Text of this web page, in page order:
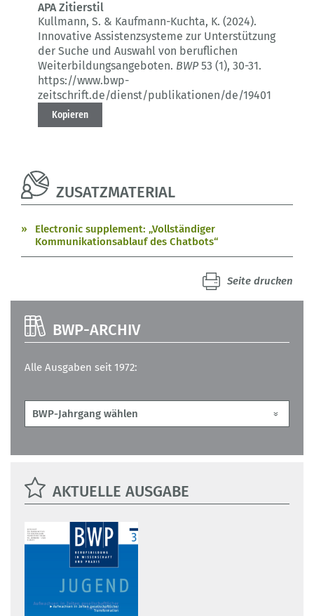
APA Zitierstil
Kullmann, S. & Kaufmann-Kuchta, K. (2024).
Innovative Assistenzsysteme zur Unterstützung
der Suche und Auswahl von beruflichen
Weiterbildungsangeboten. BWP53 (1), 30-31.
https://www.bwp-
zeitschrift.de/dienst/publikationen/de/19401
Kopieren
ZUSATZMATERIAL
Electronic supplement: „Vollständiger
Kommunikationsablauf des Chatbots“
Seite drucken
BWP-ARCHIV
Alle Ausgaben seit 1972:
AKTUELLE AUSGABE